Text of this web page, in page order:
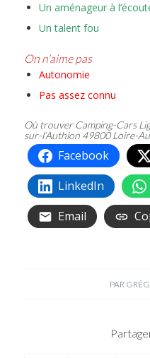
Un aménageur à
Un talent fou
On n’aime pas
Autonomie
Pas assez connu
Où trouver Camping-Cars
sur-l’Authion 49800 Loire-
Facebook
LinkedIn
Email
PAR